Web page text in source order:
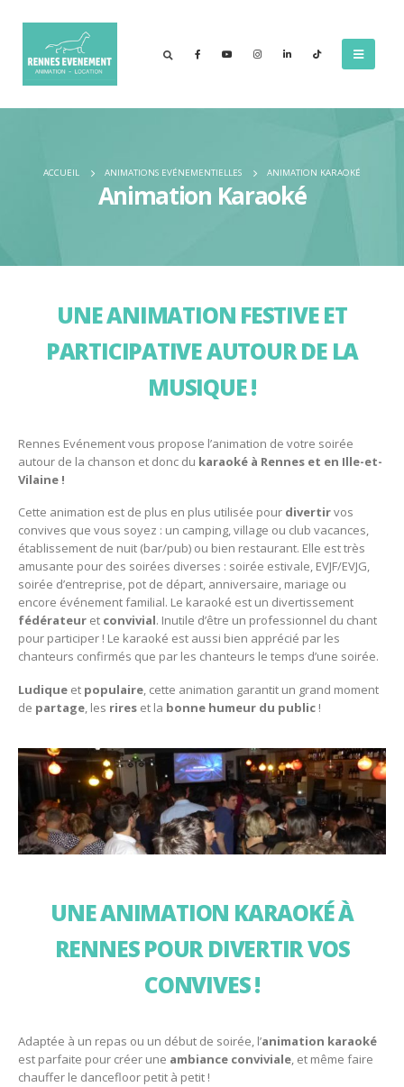
ACCUEIL ANIMATIONS EVÉNEMENTIELLES ANIMATION KARAOKÉ
Animation Karaoké
UNE ANIMATION FESTIVE ET
PARTICIPATIVE AUTOUR DE LA
MUSIQUE !
Rennes Evénement vous propose l’animation de votre soirée
autour de la chanson et donc du karaoké à Rennes et en Ille-et-
Vilaine !
Cette animation est de plus en plus utilisée pour divertirvos
convives que vous soyez : un camping, village ou club vacances,
établissement de nuit (bar/pub) ou bien restaurant. Elle est très
amusante pour des soirées diverses : soirée estivale, EVJF/EVJG,
soirée d’entreprise, pot de départ, anniversaire, mariage ou
encore événement familial. Le karaoké est un divertissement
fédérateur et convivial. Inutile d’être un professionnel du chant
pour participer ! Le karaoké est aussi bien apprécié par les
chanteurs confirmés que par les chanteurs le temps d’une soirée.
Ludique et populaire , cette animation garantit un grand moment
de partage , les rires et la bonne humeur du public !
UNE ANIMATION KARAOKÉ À
RENNES POUR DIVERTIR VOS
CONVIVES !
Adaptée à un repas ou un début de soirée, l’animation karaoké
est parfaite pour créer une ambiance conviviale, et même faire
chauffer le dancefloor petit à petit !